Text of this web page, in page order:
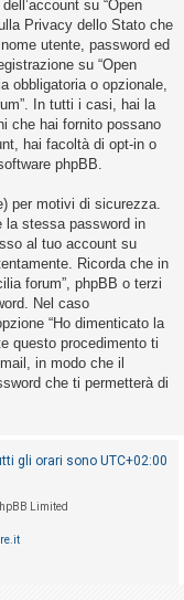
su “Open
Privacy dello Stato che
utente, password ed
su “Open
obbligatoria o opzionale,
In tutti i casi, hai la
che hai fornito possano
hai facoltà di opt-in o
phpBB.
per motivi di sicurezza.
la stessa password in
al tuo account su
Ricorda che in
forum”, phpBB o terzi
Nel caso
“Ho dimenticato la
questo procedimento ti
in modo che il
che ti permetterà di
gli orari sono UTC+02:00
Limited